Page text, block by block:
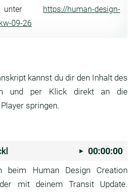
https://human-design-
09-26
kannst du dir den Inhalt des
und per Klick direkt an die
springen.
00:00:00
beim Human Design Creation
mit deinem Transit Update.